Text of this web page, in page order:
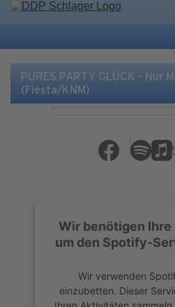
PURES PARTY GLÜCK - Nur
(Fiesta/KNM)
Wir benötigen Ihre
um den Spotify-
Wir verwenden
einzubetten. Dieser